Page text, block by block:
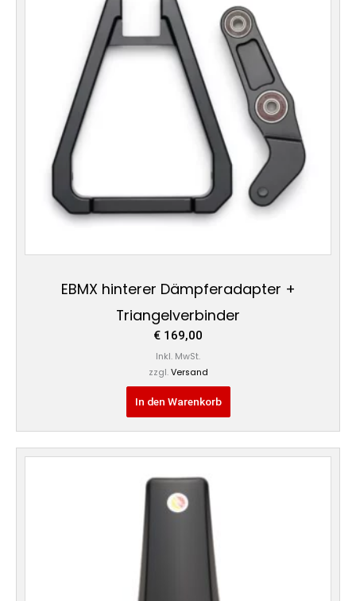
EBMX hinterer Dämpferadapter +
Triangelverbinder
€ 169,00
Inkl. MwSt.
zzgl. Versand
In den Warenkorb